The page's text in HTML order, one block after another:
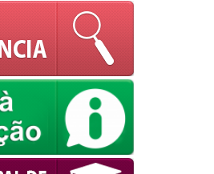
powered by